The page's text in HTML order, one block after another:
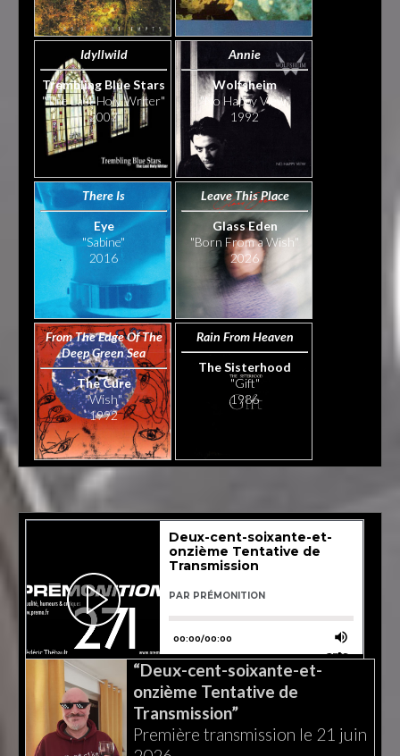
Idyllwild
Trembling Blue Stars
"The Last Holy Writer"
2007
Annie
Wolfsheim
"No Happy View"
1992
There Is
Eye
"Sabine"
2016
Leave This Place
Glass Eden
"Born From a Wish"
2026
From The Edge Of The
Deep Green Sea
The Cure
"Wish"
1992
Rain From Heaven
The Sisterhood
"Gift"
1986
“Deux-cent-soixante-et-
onzième Tentative de
Transmission”
Première transmission le 21 juin